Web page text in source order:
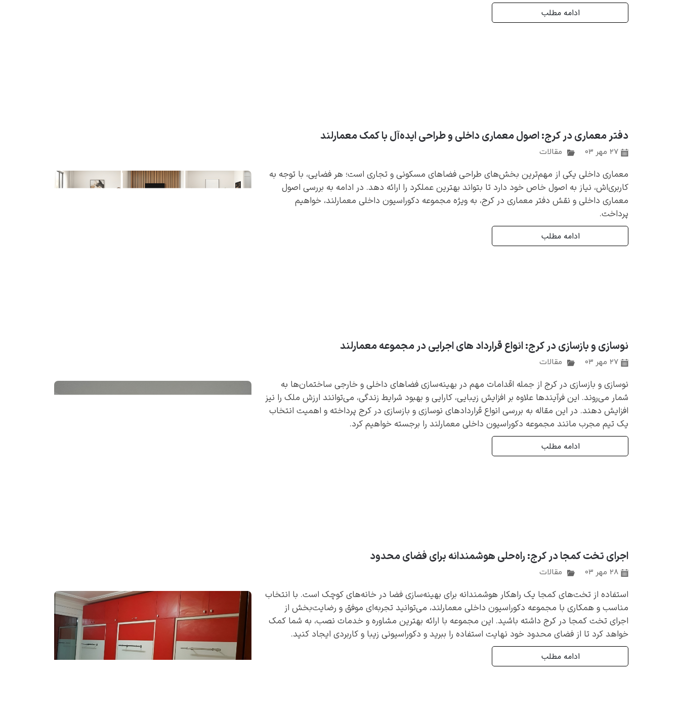
ادامه مطلب
دفتر معماری در کرج: اصول معماری داخلی و طراحی ایده‌آل با کمک معمارلند
۲۷ مهر ۰۳
مقالات
معماری داخلی یکی از مهم‌ترین بخش‌های طراحی فضاهای مسکونی و تجاری است؛ هر فضایی، با توجه به
کاربری‌اش، نیاز به اصول خاص خود دارد تا بتواند بهترین عملکرد را ارائه دهد. در ادامه به بررسی اصول
معماری داخلی و نقش دفتر معماری در کرج، به ویژه مجموعه دکوراسیون داخلی معمارلند، خواهیم
پرداخت.
ادامه مطلب
نوسازی و بازسازی در کرج: انواع قرارداد های اجرایی در مجموعه معمارلند
۲۷ مهر ۰۳
مقالات
نوسازی و بازسازی در کرج از جمله اقدامات مهم در بهینه‌سازی فضاهای داخلی و خارجی ساختمان‌ها به
شمار می‌روند. این فرآیندها علاوه بر افزایش زیبایی، کارایی و بهبود شرایط زندگی، می‌توانند ارزش ملک را نیز
افزایش دهند. در این مقاله به بررسی انواع قراردادهای نوسازی و بازسازی در کرج پرداخته و اهمیت انتخاب
یک تیم مجرب مانند مجموعه دکوراسیون داخلی معمارلند را برجسته خواهیم کرد.
ادامه مطلب
اجرای تخت کمجا در کرج: راه‌حلی هوشمندانه برای فضای محدود
۲۸ مهر ۰۳
مقالات
استفاده از تخت‌های کمجا یک راهکار هوشمندانه برای بهینه‌سازی فضا در خانه‌های کوچک است. با انتخاب
مناسب و همکاری با مجموعه دکوراسیون داخلی معمارلند، می‌توانید تجربه‌ای موفق و رضایت‌بخش از
اجرای تخت کمجا در کرج داشته باشید. این مجموعه با ارائه بهترین مشاوره و خدمات نصب، به شما کمک
خواهد کرد تا از فضای محدود خود نهایت استفاده را ببرید و دکوراسیونی زیبا و کاربردی ایجاد کنید.
ادامه مطلب